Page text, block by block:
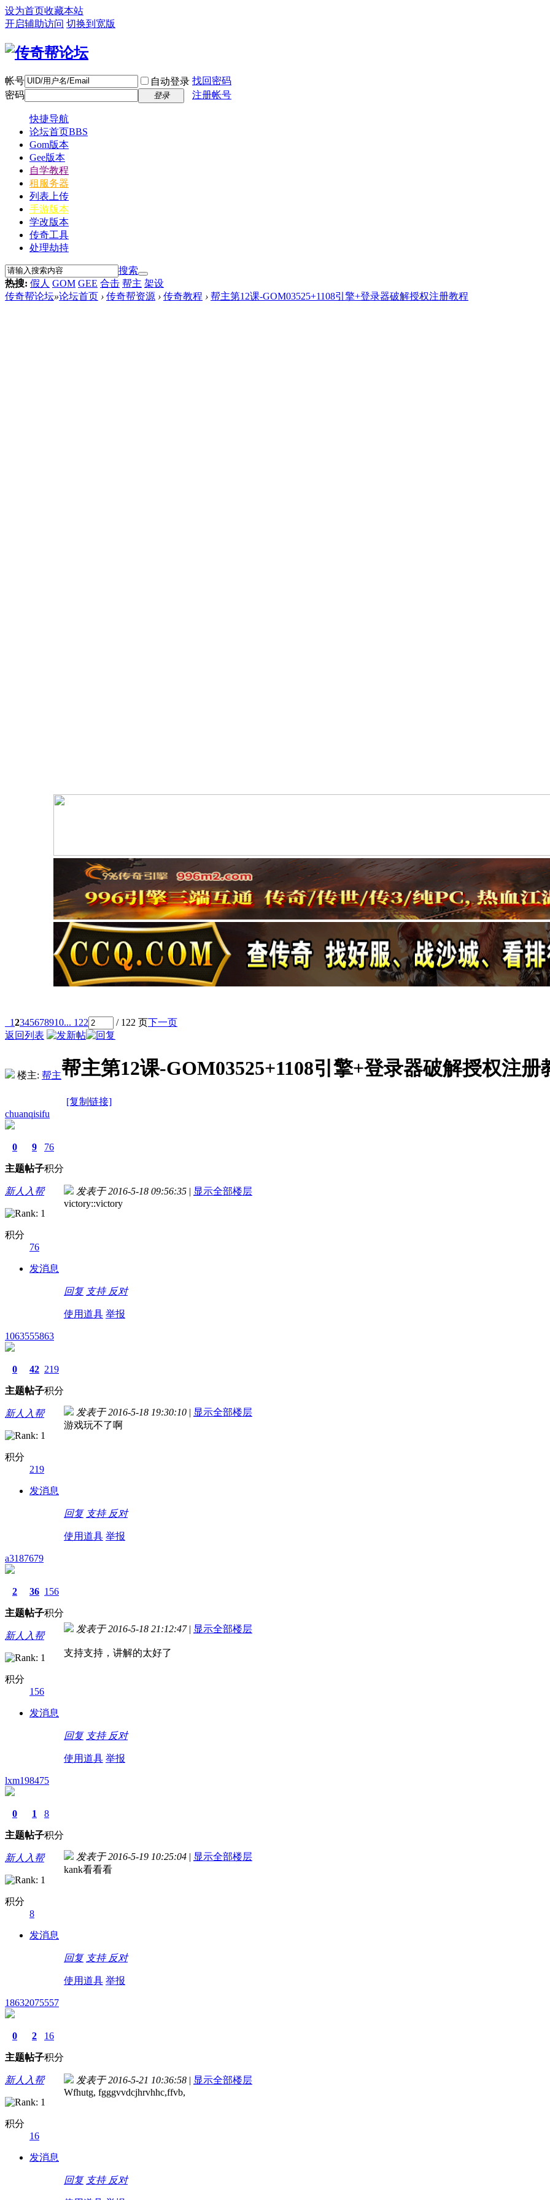
设为首页收藏本站
开启辅助访问 切换到宽版
帐号 自动登录 找回密码
密码
登录 注册帐号
快捷导航
论坛首页BBS
Gom版本
Gee版本
自学教程
租服务器
列表上传
手游版本
学改版本
传奇工具
处理劫持
搜索
热搜: 假人 GOM GEE 合击 帮主 架设
传奇帮论坛»论坛首页 › 传奇帮资源 › 传奇教程 › 帮主第12课-GOM03525+1108引擎+登录器破解授权注册教程
12345678910... 122 / 122 页下一页
返回列表
楼主: 帮主帮主第12课-GOM03525+1108引擎+登录器破解授权注册
[复制链接]
chuanqisifu
0
主题
9
帖子
76
积分
新人入帮
积分
76
发消息
发表于 2016-5-18 09:56:35 | 显示全部楼层
victory::victory
回复 支持 反对
使用道具 举报
1063555863
0
主题
42
帖子
219
积分
新人入帮
积分
219
发消息
发表于 2016-5-18 19:30:10 | 显示全部楼层
游戏玩不了啊
回复 支持 反对
使用道具 举报
a3187679
2
主题
36
帖子
156
积分
新人入帮
积分
156
发消息
发表于 2016-5-18 21:12:47 | 显示全部楼层
支持支持，讲解的太好了
回复 支持 反对
使用道具 举报
lxm198475
0
主题
1
帖子
8
积分
新人入帮
积分
8
发消息
发表于 2016-5-19 10:25:04 | 显示全部楼层
kank看看看
回复 支持 反对
使用道具 举报
18632075557
0
主题
2
帖子
16
积分
新人入帮
积分
16
发消息
发表于 2016-5-21 10:36:58 | 显示全部楼层
Wfhutg, fgggvvdcjhrvhhc,ffvb,
回复 支持 反对